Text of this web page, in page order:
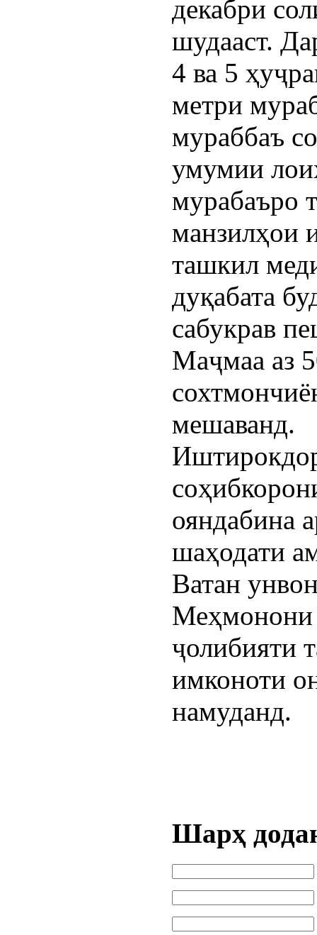
декабри
шудааст.
4 ва 5
метри
мураббаъ
умумии
мурабаъро
манзилҳои
ташкил
дуқабата
сабукрав
Маҷмаа аз
мешаванд.
ояндабина
шаҳодати
Ватан
Меҳмонони
ҷолибияти
имконоти
намуданд.
Шарҳ